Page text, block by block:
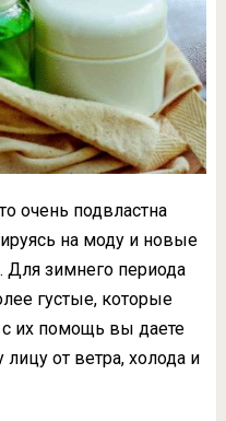
очень подвластна
на моду и новые
Для зимнего периода
густые, которые
их помощь вы даете
от ветра, холода и